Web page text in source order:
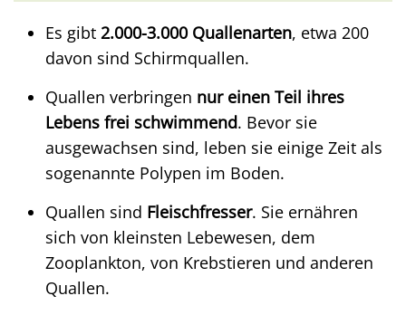
Es gibt 2.000-3.000 Quallenarten, etwa 200
davon sind Schirmquallen.
Quallen verbringen nur einen Teil ihres
Lebens frei schwimmend. Bevor sie
ausgewachsen sind, leben sie einige Zeit als
sogenannte Polypen im Boden.
Quallen sind Fleischfresser. Sie ernähren
sich von kleinsten Lebewesen, dem
Zooplankton, von Krebstieren und anderen
Quallen.